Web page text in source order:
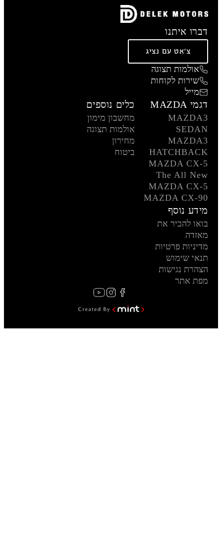
דברו איתנו
צ'אט עם נציג
אולמות תצוגה
שירות לקוחות
מייל
דגמי MAZDA
MAZDA3
SEDAN
MAZDA3
HATCHBACK
MAZDA CX-5
The All New
MAZDA CX-5
MAZDA CX-90
כלים נוספים
מחשבון מימון
אולמות תצוגה
מחירון
ביטוח
מידע נוסף
בואו להכיר את
מאזדה
מדיניות פרטיות
תנאי שימוש
הצהרת נגישות
מפת אתר